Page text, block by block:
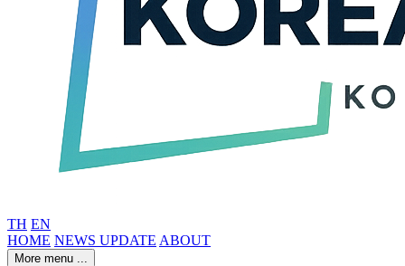
TH EN
HOME NEWS UPDATE ABOUT
More menu ...